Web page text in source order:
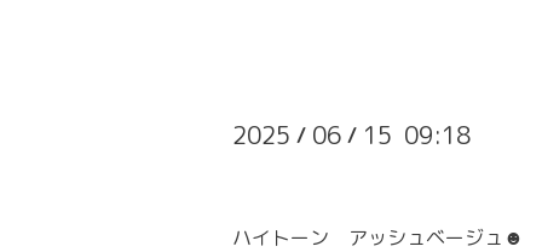
2025 / 06 / 15 09:18
ハイトーン アッシュベージュ☻